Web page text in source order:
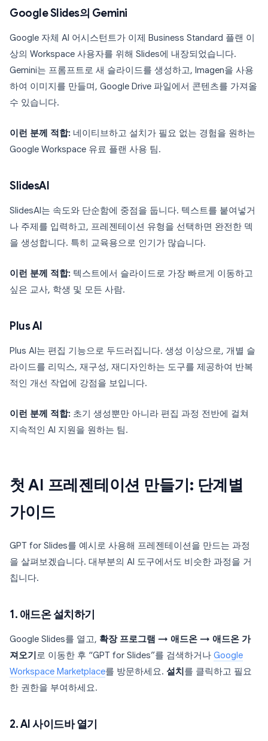
Google Slides의 Gemini
Google 자체 AI 어시스턴트가 이제 Business Standard 플랜 이
상의 Workspace 사용자를 위해 Slides에 내장되었습니다.
Gemini는 프롬프트로 새 슬라이드를 생성하고, Imagen을 사용
하여 이미지를 만들며, Google Drive 파일에서 콘텐츠를 가져올
수 있습니다.
이런 분께 적합: 네이티브하고 설치가 필요 없는 경험을 원하는
Google Workspace 유료 플랜 사용 팀.
SlidesAI
SlidesAI는 속도와 단순함에 중점을 둡니다. 텍스트를 붙여넣거
나 주제를 입력하고, 프레젠테이션 유형을 선택하면 완전한 덱
을 생성합니다. 특히 교육용으로 인기가 많습니다.
이런 분께 적합: 텍스트에서 슬라이드로 가장 빠르게 이동하고
싶은 교사, 학생 및 모든 사람.
Plus AI
Plus AI는 편집 기능으로 두드러집니다. 생성 이상으로, 개별 슬
라이드를 리믹스, 재구성, 재디자인하는 도구를 제공하여 반복
적인 개선 작업에 강점을 보입니다.
이런 분께 적합: 초기 생성뿐만 아니라 편집 과정 전반에 걸쳐
지속적인 AI 지원을 원하는 팀.
첫 AI 프레젠테이션 만들기: 단계별
가이드
GPT for Slides를 예시로 사용해 프레젠테이션을 만드는 과정
을 살펴보겠습니다. 대부분의 AI 도구에서도 비슷한 과정을 거
칩니다.
1. 애드온 설치하기
Google Slides를 열고, 확장 프로그램 → 애드온 → 애드온 가
져오기 로 이동한 후 “GPT for Slides”를 검색하거나 Google
Workspace Marketplace를 방문하세요. 설치 를 클릭하고 필요
한 권한을 부여하세요.
2. AI 사이드바 열기